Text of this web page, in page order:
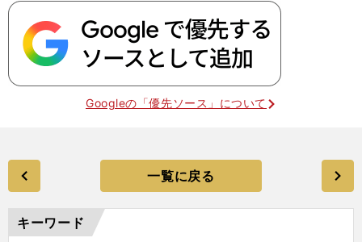
Googleの「優先ソース」について
一覧に戻る
キーワード